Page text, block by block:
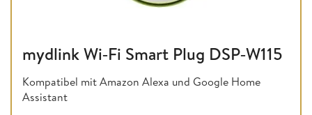
mydlink Wi‑Fi Smart Plug DSP‑W115
Kompatibel mit Amazon Alexa und Google Home
Assistant